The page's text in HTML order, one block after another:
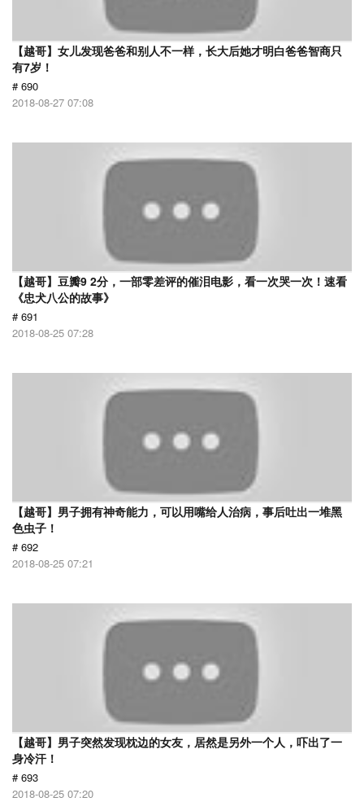
【越哥】女儿发现爸爸和别人不一样，长大后她才明白爸爸智商只
有7岁！
# 690
2018-08-27 07:08
【越哥】豆瓣9 2分，一部零差评的催泪电影，看一次哭一次！速看
《忠犬八公的故事》
# 691
2018-08-25 07:28
【越哥】男子拥有神奇能力，可以用嘴给人治病，事后吐出一堆黑
色虫子！
# 692
2018-08-25 07:21
【越哥】男子突然发现枕边的女友，居然是另外一个人，吓出了一
身冷汗！
# 693
2018-08-25 07:20